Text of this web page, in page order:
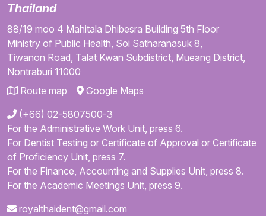
Thailand
88/19 moo 4 Mahitala Dhibesra Building 5th Floor
Ministry of Public Health, Soi Satharanasuk 8,
Tiwanon Road, Talat Kwan Subdistrict, Mueang District,
Nontraburi 11000
Route map
Google Maps
(+66) 02-5807500-3
For the Administrative Work Unit, press 6.
For Dentist Testing or Certificate of Approval or Certificate
of Proficiency Unit, press 7.
For the Finance, Accounting and Supplies Unit, press 8.
For the Academic Meetings Unit, press 9.
royalthaident@gmail.com